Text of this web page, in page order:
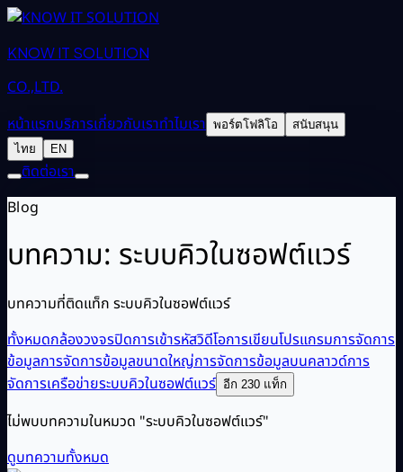
KNOW IT SOLUTION
CO.,LTD.
หน้าแรกบริการเกี่ยวกับเราทำไมเรา พอร์ตโฟลิโอ
สนับสนุน
ไทย
EN
ติดต่อเรา
Blog
บทความ: ระบบคิวในซอฟต์แวร์
บทความที่ติดแท็ก ระบบคิวในซอฟต์แวร์
ทั้งหมดกล้องวงจรปิดการเข้ารหัสวิดีโอการเขียนโปรแกรมการจัดการ
ข้อมูลการจัดการข้อมูลขนาดใหญ่การจัดการข้อมูลบนคลาวด์การ
จัดการเครือข่ายระบบคิวในซอฟต์แวร์ อีก 230 แท็ก
ไม่พบบทความในหมวด "ระบบคิวในซอฟต์แวร์"
ดูบทความทั้งหมด